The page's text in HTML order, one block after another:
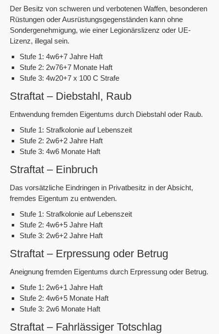
Der Besitz von schweren und verbotenen Waffen, besonderen
Rüstungen oder Ausrüstungsgegenständen kann ohne
Sondergenehmigung, wie einer Legionärslizenz oder UE-
Lizenz, illegal sein.
Stufe 1: 4w6+7 Jahre Haft
Stufe 2: 2w76+7 Monate Haft
Stufe 3: 4w20+7 x 100 C Strafe
Straftat – Diebstahl, Raub
Entwendung fremden Eigentums durch Diebstahl oder Raub.
Stufe 1: Strafkolonie auf Lebenszeit
Stufe 2: 2w6+2 Jahre Haft
Stufe 3: 4w6 Monate Haft
Straftat – Einbruch
Das vorsätzliche Eindringen in Privatbesitz in der Absicht,
fremdes Eigentum zu entwenden.
Stufe 1: Strafkolonie auf Lebenszeit
Stufe 2: 4w6+5 Jahre Haft
Stufe 3: 2w6+2 Jahre Haft
Straftat – Erpressung oder Betrug
Aneignung fremden Eigentums durch Erpressung oder Betrug.
Stufe 1: 2w6+1 Jahre Haft
Stufe 2: 4w6+5 Monate Haft
Stufe 3: 2w6 Monate Haft
Straftat – Fahrlässiger Totschlag